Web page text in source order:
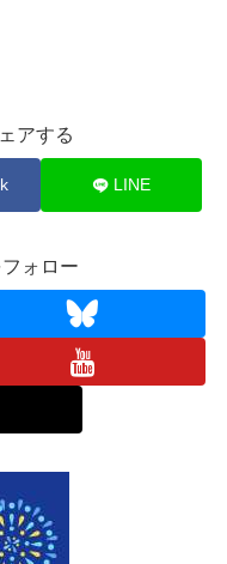
アする
LINE
ォロー